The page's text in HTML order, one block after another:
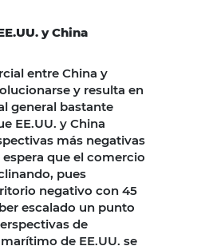
y China
entre China y
y resulta en
general bastante
EE.UU. y China
más negativas
que el comercio
pues
negativo con 45
escalado un punto
de
de EE.UU. se